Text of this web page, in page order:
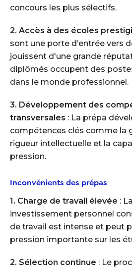
concours les plus sélectifs.
2. Accès à des écoles
sont une porte d’entrée vers
jouissent d'une grande
diplômés occupent des
dans le monde professionnel.
3. Développement des
transversales : La prépa
compétences clés comme la
rigueur intellectuelle et la
pression.
Inconvénients des prépas
1. Charge de travail élevée :
investissement personnel
de travail est intense et peut
pression importante sur les
2. Sélection continue : Le